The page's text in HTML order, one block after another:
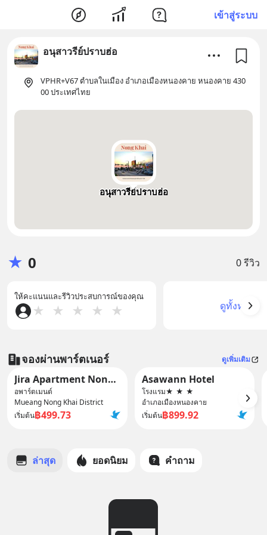
เข้าสู่ระบบ
อนุสาวรีย์ปราบฮ่อ
VPHR+V67 ตำบลในเมือง อำเภอเมืองหนองคาย หนองคาย 430
00 ประเทศไทย
อนุสาวรีย์ปราบฮ่อ
★ 0 0 รีวิว
ให้คะแนนและรีวิวประสบการณ์ของคุณ
★ ★ ★ ★ ★ ดูทั้งหมด
จองผ่านพาร์ตเนอร์ ดูเพิ่มเติม
Jira Apartment Nongkhai
อพาร์ตเมนต์
Mueang Nong Khai District
เริ่มต้น฿499.73
Asawann Hotel
โรงแรม★ ★ ★
อำเภอเมืองหนองคาย
เริ่มต้น฿899.92
ล่าสุด ยอดนิยม คำถาม